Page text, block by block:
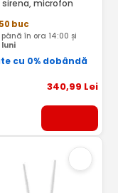
microfon
buc
în ora 14:00 și
cu 0% dobândă
340,99 Lei